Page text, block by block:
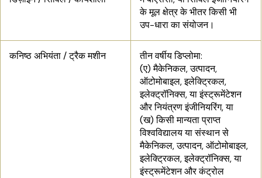
के मूल क्षेत्र के भीतर किसी भी
उप-धारा का संयोजन।
कनिष्ठ अभियंता / ट्रैक मशीन
तीन वर्षीय डिप्लोमा:
(ए) मैकेनिकल, उत्पादन,
ऑटोमोबाइल, इलेक्ट्रिकल,
इलेक्ट्रॉनिक्स, या इंस्ट्रूमेंटेशन
और नियंत्रण इंजीनियरिंग, या
(ख) किसी मान्यता प्राप्त
विश्वविद्यालय या संस्थान से
मैकेनिकल, उत्पादन, ऑटोमोबाइल,
इलेक्ट्रिकल, इलेक्ट्रॉनिक्स, या
इंस्ट्रूमेंटेशन और कंट्रोल